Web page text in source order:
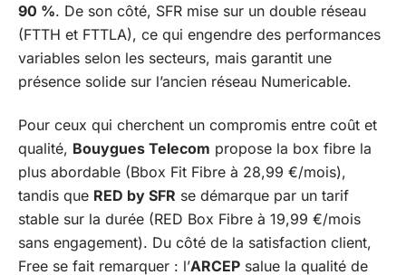
90 %. De son côté, SFR mise sur un double réseau
(FTTH et FTTLA), ce qui engendre des performances
variables selon les secteurs, mais garantit une
présence solide sur l’ancien réseau Numericable.
Pour ceux qui cherchent un compromis entre coût et
qualité, Bouygues Telecom propose la box fibre la
plus abordable (Bbox Fit Fibre à 28,99 €/mois),
tandis que RED by SFR se démarque par un tarif
stable sur la durée (RED Box Fibre à 19,99 €/mois
sans engagement). Du côté de la satisfaction client,
Free se fait remarquer : l’ARCEP salue la qualité de